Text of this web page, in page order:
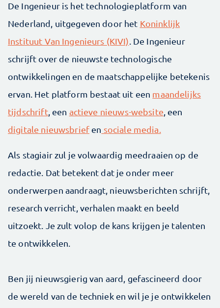
De Ingenieur is het technologieplatform van
Nederland, uitgegeven door het Koninklijk
Instituut Van Ingenieurs (KIVI). De Ingenieur
schrijft over de nieuwste technologische
ontwikkelingen en de maatschappelijke betekenis
ervan. Het platform bestaat uit een maandelijks
tijdschrift, een actieve nieuws-website, een
digitale nieuwsbrief en sociale media.
Als stagiair zul je volwaardig meedraaien op de
redactie. Dat betekent dat je onder meer
onderwerpen aandraagt, nieuwsberichten schrijft,
research verricht, verhalen maakt en beeld
uitzoekt. Je zult volop de kans krijgen je talenten
te ontwikkelen.
Ben jij nieuwsgierig van aard, gefascineerd door
de wereld van de techniek en wil je je ontwikkelen